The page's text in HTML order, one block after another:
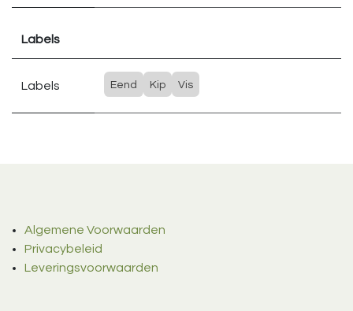
Labels
Labels Eend Kip Vis
Algemene Voorwaarden
Privacybeleid
Leveringsvoorwaarden